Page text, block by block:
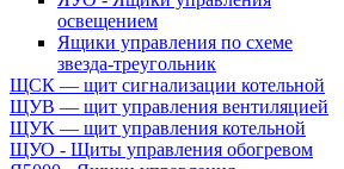
освещением
Ящики управления по схеме
звезда-треугольник
ЩСК — щит сигнализации котельной
ЩУВ — щит управления вентиляцией
ЩУК — щит управления котельной
ЩУО - Щиты управления обогревом